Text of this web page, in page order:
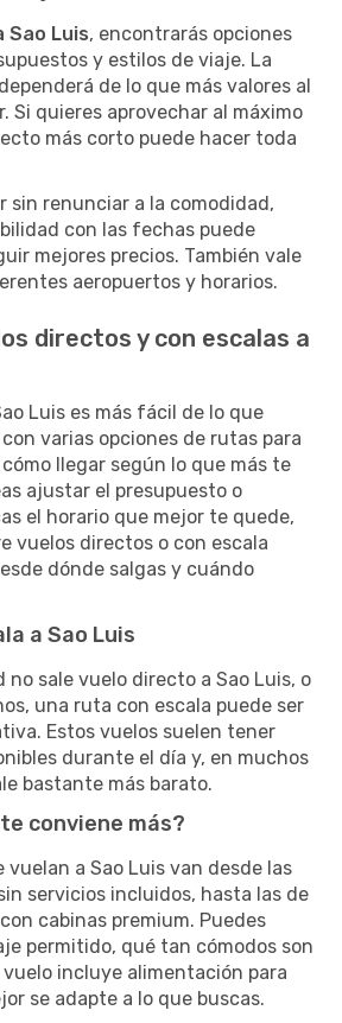
Sao Luis, encontrarás opciones
y estilos de viaje. La
de lo que más valores al
Si quieres aprovechar al máximo
más corto puede hacer toda
sin renunciar a la comodidad,
con las fechas puede
mejores precios. También vale
aeropuertos y horarios.
directos y con escalas a
Luis es más fácil de lo que
varias opciones de rutas para
llegar según lo que más te
ajustar el presupuesto o
el horario que mejor te quede,
vuelos directos o con escala
dónde salgas y cuándo
a Sao Luis
sale vuelo directo a Sao Luis, o
una ruta con escala puede ser
Estos vuelos suelen tener
durante el día y, en muchos
bastante más barato.
conviene más?
vuelan a Sao Luis van desde las
servicios incluidos, hasta las de
cabinas premium. Puedes
permitido, qué tan cómodos son
incluye alimentación para
se adapte a lo que buscas.